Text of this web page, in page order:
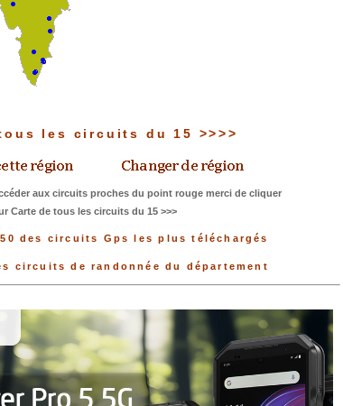
les circuits du 15 >>>>
aux circuits proches du point rouge merci de cliquer
Carte de tous les circuits du 15 >>>
des circuits Gps les plus téléchargés
circuits de randonnée du département